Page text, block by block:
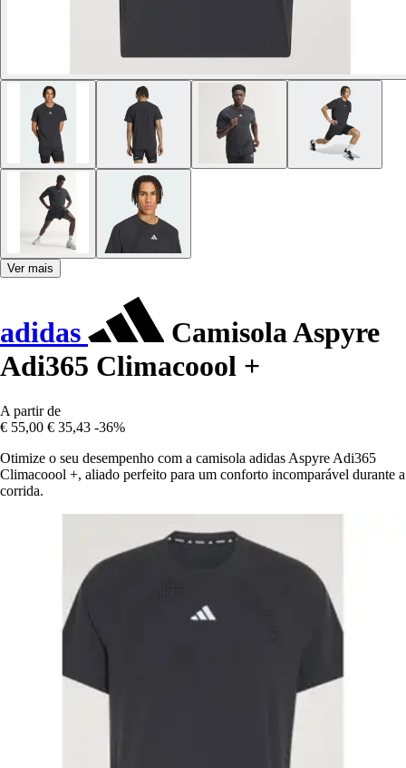
Ver mais
adidas
Camisola Aspyre
Adi365 Climacoool +
A partir de
€ 55,00 € 35,43 -36%
Otimize o seu desempenho com a camisola adidas Aspyre Adi365
Climacoool +, aliado perfeito para um conforto incomparável durante a
corrida.